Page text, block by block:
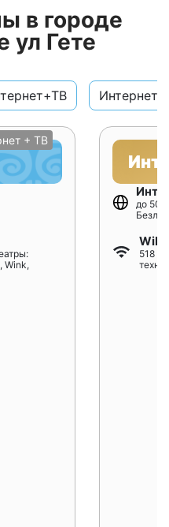
в городе
ул Гете
+ ТВ
Wink,
до
518